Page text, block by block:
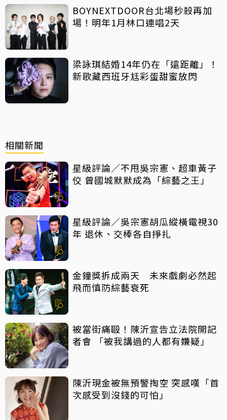
BOYNEXTDOOR台北場秒殺再加
場！明年1月林口連唱2天
梁詠琪結婚14年仍在「遠距離」！
新歌藏西班牙尪彩蛋甜蜜放閃
相關新聞
星級評論／不甩吳宗憲、超車黃子
佼 曾國城默默成為「綜藝之王」
星級評論／吳宗憲胡瓜縱橫電視30
年 退休、交棒各自掙扎
金鐘獎拆成兩天 未來戲劇必然起
飛而慎防綜藝衰死
被當街痛毆！陳沂宣告立法院開記
者會 「被我講過的人都有嫌疑」
陳沂現金被無預警掏空 突感嘆「首
次感受到沒錢的可怕」